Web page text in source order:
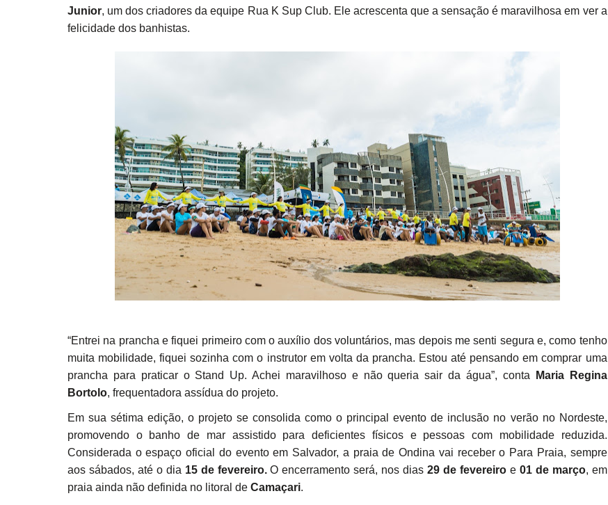
Junior, um dos criadores da equipe Rua K Sup Club. Ele acrescenta que a sensação é maravilhosa em ver a
felicidade dos banhistas.
“Entrei na prancha e fiquei primeiro com o auxílio dos voluntários, mas depois me senti segura e, como tenho
muita mobilidade, fiquei sozinha com o instrutor em volta da prancha. Estou até pensando em comprar uma
prancha para praticar o Stand Up. Achei maravilhoso e não queria sair da água”, conta
Maria Regina
Bortolo, frequentadora assídua do projeto.
Em sua sétima edição, o projeto se consolida como o principal evento de inclusão no verão no Nordeste,
promovendo o banho de mar assistido para deficientes físicos e pessoas com mobilidade reduzida.
Considerada o espaço oficial do evento em Salvador, a praia de Ondina vai receber o Para Praia, sempre
aos sábados, até o dia 15 de fevereiro.O encerramento será, nos dias29 de fevereiroe 01 de março, em
praia ainda não definida no litoral de Camaçari.